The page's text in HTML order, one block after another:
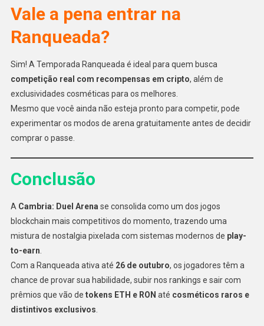
Vale a pena entrar na
Ranqueada?
Sim! A Temporada Ranqueada é ideal para quem busca
competição real com recompensas em cripto, além de
exclusividades cosméticas para os melhores.
Mesmo que você ainda não esteja pronto para competir, pode
experimentar os modos de arena gratuitamente antes de decidir
comprar o passe.
Conclusão
A Cambria: Duel Arena se consolida como um dos jogos
blockchain mais competitivos do momento, trazendo uma
mistura de nostalgia pixelada com sistemas modernos de play-
to-earn
Com a Ranqueada ativa até 26 de outubro, os jogadores têm a
chance de provar sua habilidade, subir nos rankings e sair com
prêmios que vão de tokens ETH e RON até cosméticos raros e
distintivos exclusivos